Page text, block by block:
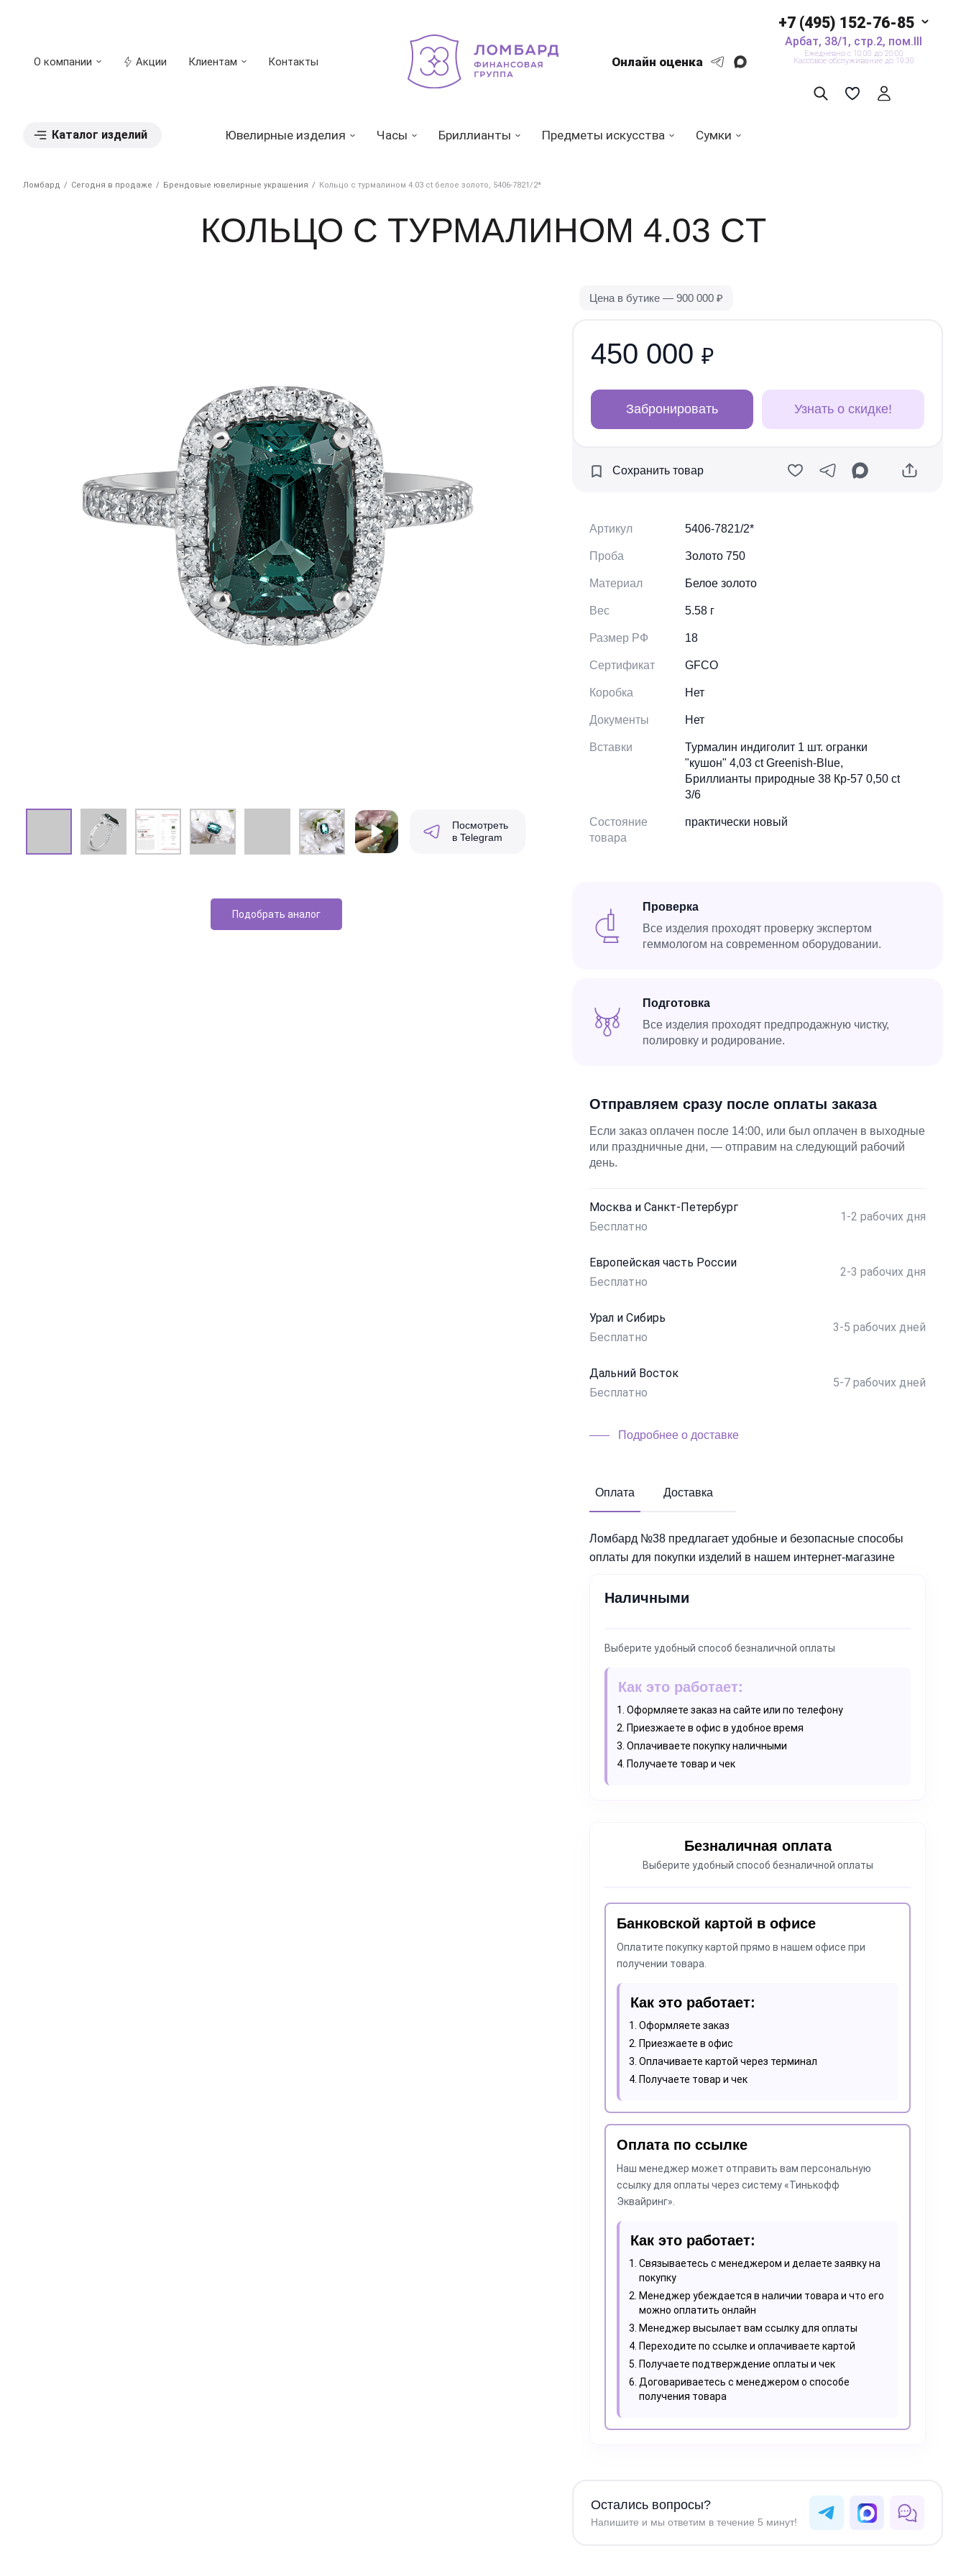
О компании Акции Клиентам Контакты Онлайн оценка
+7 (495) 152-76-85
Арбат, 38/1, стр.2, пом.III
Ежедневно с 10:00 до 20:00
Кассовое обслуживание до 19:30
Каталог изделий Ювелирные изделия Часы Бриллианты Предметы искусства Сумки
Ломбард Сегодня в продаже Брендовые ювелирные украшения Кольцо с турмалином 4.03 ct белое золото, 5406-7821/2*
КОЛЬЦО С ТУРМАЛИНОМ 4.03 CT
Посмотреть
в Telegram
Подобрать аналог
Цена в бутике — 900 000₽
450 000₽
Забронировать Узнать о скидке!
Сохранить товар
Артикул 5406-7821/2*
Проба Золото 750
Материал Белое золото
Вес 5.58 г
Размер РФ 18
Сертификат GFCO
Коробка Нет
Документы Нет
Вставки
Турмалин индиголит 1 шт. огранки
"кушон" 4,03 ct Greenish-Blue,
Бриллианты природные 38 Кр-57 0,50 ct
3/6
Состояние
товара
практически новый
Проверка
Все изделия проходят проверку экспертом
геммологом на современном оборудовании.
Подготовка
Все изделия проходят предпродажную чистку,
полировку и родирование.
Отправляем сразу после оплаты заказа
Если заказ оплачен после 14:00, или был оплачен в выходные
или праздничные дни, — отправим на следующий рабочий
день.
Москва и Санкт-Петербург
Бесплатно
1-2 рабочих дня
Европейская часть России
Бесплатно
2-3 рабочих дня
Урал и Сибирь
Бесплатно
3-5 рабочих дней
Дальний Восток
Бесплатно
5-7 рабочих дней
Подробнее о доставке
Оплата Доставка
Ломбард №38 предлагает удобные и безопасные способы
оплаты для покупки изделий в нашем интернет-магазине
Наличными
Выберите удобный способ безналичной оплаты
Как это работает:
Оформляете заказ на сайте или по телефону
Приезжаете в офис в удобное время
Оплачиваете покупку наличными
Получаете товар и чек
Безналичная оплата
Выберите удобный способ безналичной оплаты
Банковской картой в офисе
Оплатите покупку картой прямо в нашем офисе при
получении товара.
Как это работает:
Оформляете заказ
Приезжаете в офис
Оплачиваете картой через терминал
Получаете товар и чек
Оплата по ссылке
Наш менеджер может отправить вам персональную
ссылку для оплаты через систему «Тинькофф
Эквайринг».
Как это работает:
Связываетесь с менеджером и делаете заявку на
покупку
Менеджер убеждается в наличии товара и что его
можно оплатить онлайн
Менеджер высылает вам ссылку для оплаты
Переходите по ссылке и оплачиваете картой
Получаете подтверждение оплаты и чек
Договариваетесь с менеджером о способе
получения товара
Остались вопросы?
Напишите и мы ответим в течение 5 минут!